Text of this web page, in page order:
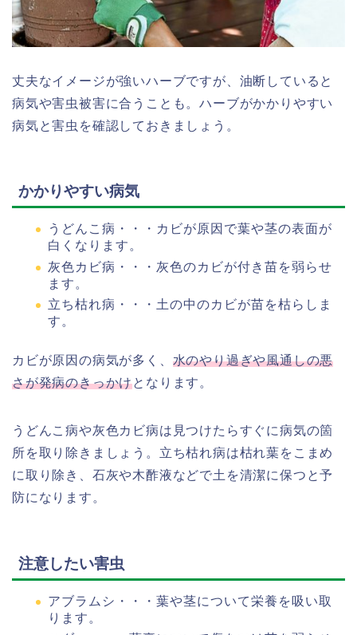
丈夫なイメージが強いハーブですが、油断していると
病気や害虫被害に合うことも。ハーブがかかりやすい
病気と害虫を確認しておきましょう。
かかりやすい病気
うどんこ病・・・カビが原因で葉や茎の表面が
白くなります。
灰色カビ病・・・灰色のカビが付き苗を弱らせ
ます。
立ち枯れ病・・・土の中のカビが苗を枯らしま
す。
カビが原因の病気が多く、 水のやり過ぎや風通しの悪
さが発病のきっかけとなります。
うどんこ病や灰色カビ病は見つけたらすぐに病気の箇
所を取り除きましょう。立ち枯れ病は枯れ葉をこまめ
に取り除き、石灰や木酢液などで土を清潔に保つと予
防になります。
注意したい害虫
アブラムシ・・・葉や茎について栄養を吸い取
ります。